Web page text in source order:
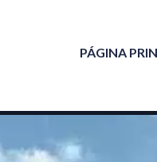
PÁGINA